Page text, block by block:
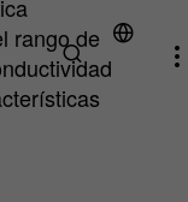
rango de